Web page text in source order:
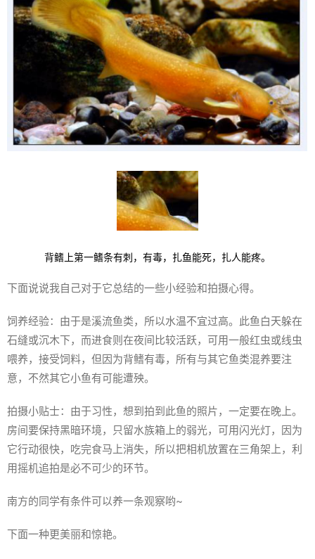
背鳍上第一鳍条有刺，有毒，扎鱼能死，扎人能疼。
下面说说我自己对于它总结的一些小经验和拍摄心得。
饲养经验：由于是溪流鱼类，所以水温不宜过高。此鱼白天躲在
石缝或沉木下，而进食则在夜间比较活跃，可用一般红虫或线虫
喂养，接受饲料，但因为背鳍有毒，所有与其它鱼类混养要注
意，不然其它小鱼有可能遭殃。
拍摄小贴士：由于习性，想到拍到此鱼的照片，一定要在晚上。
房间要保持黑暗环境，只留水族箱上的弱光，可用闪光灯，因为
它行动很快，吃完食马上消失，所以把相机放置在三角架上，利
用摇机追拍是必不可少的环节。
南方的同学有条件可以养一条观察哟~
下面一种更美丽和惊艳。